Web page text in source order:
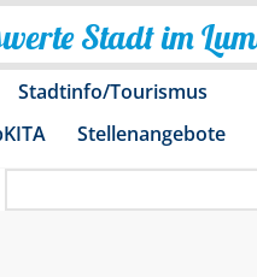
Stadt im
Stadtinfo/Tourismus
Stellenangebote